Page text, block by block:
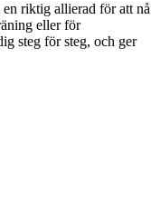
riktig allierad för att nå
eller för
steg för steg, och ger